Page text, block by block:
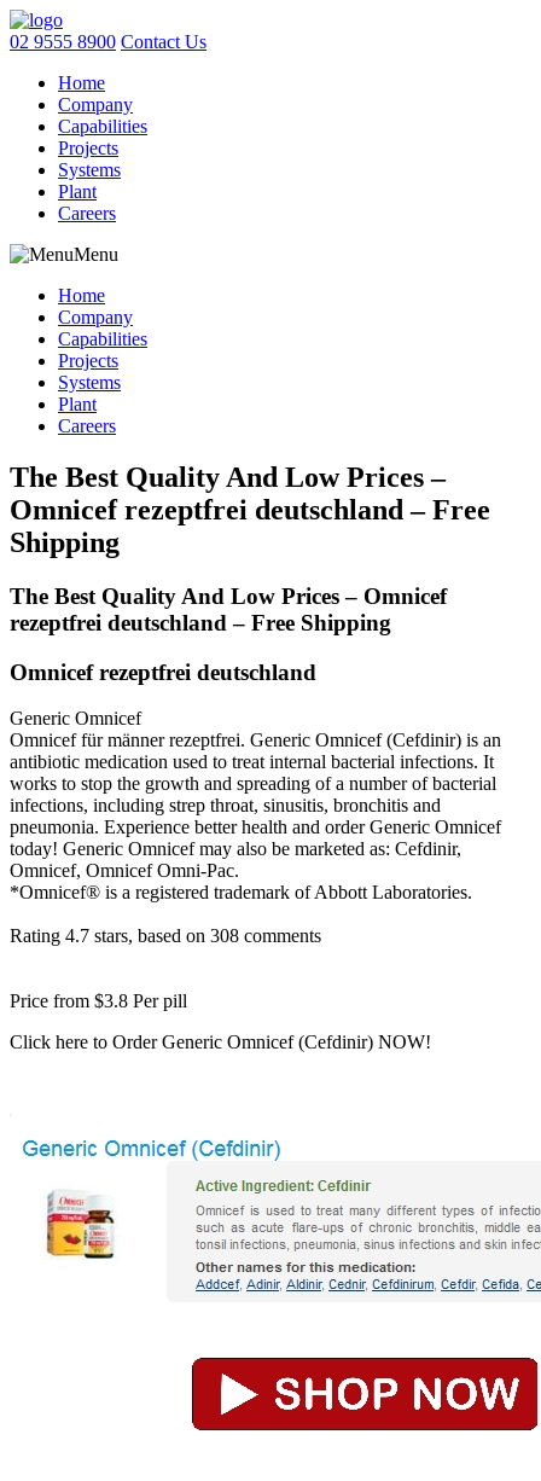
02 9555 8900 Contact Us
Home
Company
Capabilities
Projects
Systems
Plant
Careers
Menu
Home
Company
Capabilities
Projects
Systems
Plant
Careers
The Best Quality And Low Prices –
Omnicef rezeptfrei deutschland – Free
Shipping
The Best Quality And Low Prices – Omnicef
rezeptfrei deutschland – Free Shipping
Omnicef rezeptfrei deutschland
Generic Omnicef
Omnicef für männer rezeptfrei. Generic Omnicef (Cefdinir) is an
antibiotic medication used to treat internal bacterial infections. It
works to stop the growth and spreading of a number of bacterial
infections, including strep throat, sinusitis, bronchitis and
pneumonia. Experience better health and order Generic Omnicef
today! Generic Omnicef may also be marketed as: Cefdinir,
Omnicef, Omnicef Omni-Pac.
*Omnicef® is a registered trademark of Abbott Laboratories.
Rating 4.7 stars, based on 308 comments
Price from $3.8 Per pill
Click here to Order Generic Omnicef (Cefdinir) NOW!